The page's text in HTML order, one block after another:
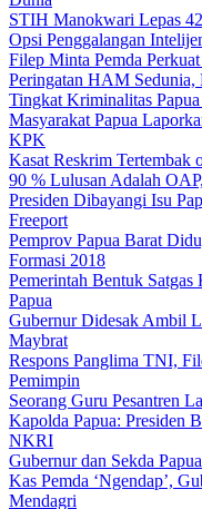
STIH Manokwari Lepas
Opsi Penggalangan
Filep Minta Pemda
Peringatan HAM Sedunia,
Tingkat Kriminalitas
Masyarakat Papua
KPK
Kasat Reskrim Tertembak
90 % Lulusan Adalah
Presiden Dibayangi Isu
Freeport
Pemprov Papua Barat
Formasi 2018
Pemerintah Bentuk
Papua
Gubernur Didesak Ambil
Maybrat
Respons Panglima TNI,
Pemimpin
Seorang Guru Pesantren
Kapolda Papua: Presiden
NKRI
Gubernur dan Sekda
Kas Pemda ‘Ngendap’,
Mendagri